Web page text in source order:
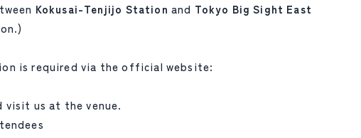
Kokusai-Tenjijo Station and Tokyo Big Sight East
is required via the official website:
visit us at the venue.